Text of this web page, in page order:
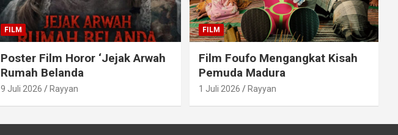
FILM
Poster Film Horor ‘Jejak Arwah
Rumah Belanda
9 Juli 2026 Rayyan
FILM
Film Foufo Mengangkat Kisah
Pemuda Madura
1 Juli 2026 Rayyan